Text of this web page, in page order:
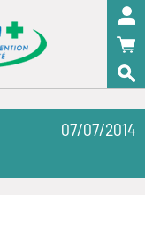
07/07/2014